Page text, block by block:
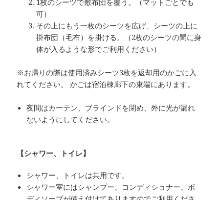
1枚のシーツで敷布団を覆う。（マットごとでも
可）
その上にもう一枚のシーツを広げ、シーツの上に
掛布団（毛布）を掛ける。（2枚のシーツの間に身
体が入るような形でご利用ください）
※お帰りの際は使用済みシーツ3枚を返却用のかごに入
れてください。 かごは宿泊棟廊下の東端にあります。
夜間はカーテン、ブラインドを閉め、外に光が漏れ
ないようにしてください。
【シャワー、トイレ】
シャワー、トイレは共用です。
シャワー室にはシャンプー、コンディショナー、ボ